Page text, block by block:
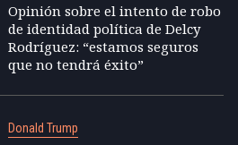
Opinión sobre el intento de robo
de identidad política de Delcy
Rodríguez: “estamos seguros
que no tendrá éxito”
Donald Trump